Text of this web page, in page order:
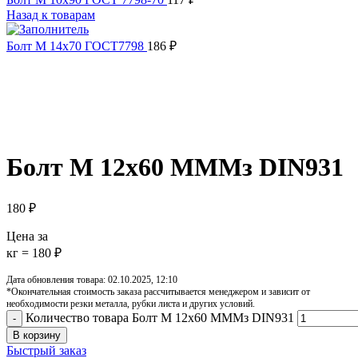
Назад к товарам
Болт М 14х70 ГОСТ7798 186 ₽
Болт М 12х60 МММз DIN931
180 ₽
Цена за
кг = 180 ₽
Дата обновления товара: 02.10.2025, 12:10
*Окончательная стоимость заказа рассчитывается менеджером и зависит от
необходимости резки металла, рубки листа и других условий.
Количество товара Болт М 12х60 МММз DIN931
В корзину
Быстрый заказ